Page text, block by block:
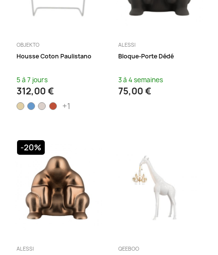
OBJEKTO
Housse Coton Paulistano
5 à 7 jours
312,00 €
+1
ALESSI
Bloque-Porte Dédé
3 à 4 semaines
75,00 €
ALESSI
-20%
QEEBOO